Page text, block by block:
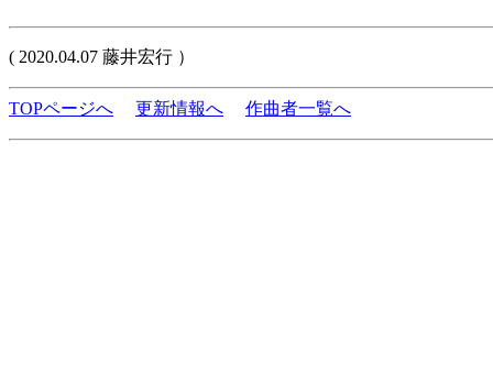
( 2020.04.07 藤井宏行 ）
TOPページへ 更新情報へ 作曲者一覧へ